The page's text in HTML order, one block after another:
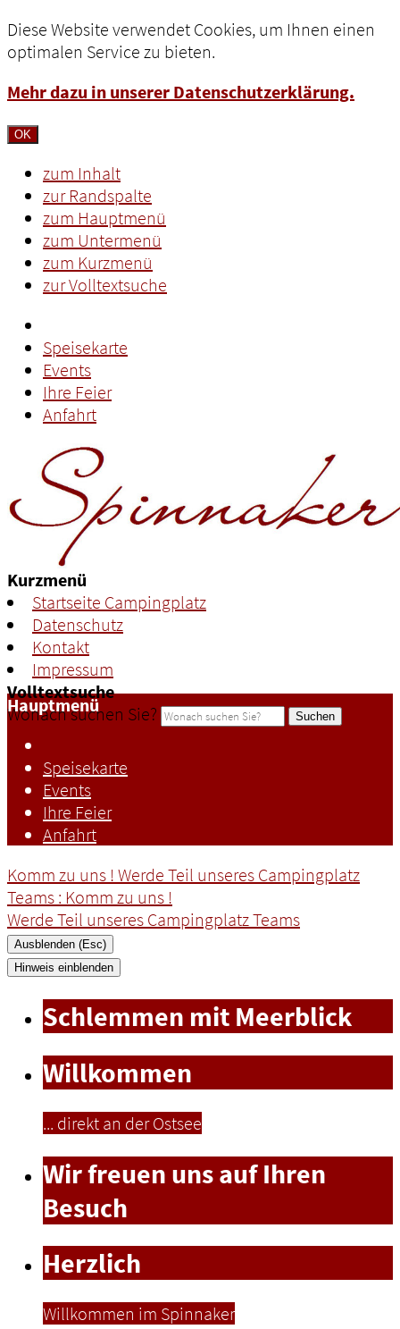
Diese Website verwendet Cookies, um Ihnen einen
optimalen Service zu bieten.
Mehr dazu in unserer Datenschutzerklärung.
OK
zum Inhalt
zur Randspalte
zum Hauptmenü
zum Untermenü
zum Kurzmenü
zur Volltextsuche
Speisekarte
Events
Ihre Feier
Anfahrt
Kurzmenü
Startseite Campingplatz
Datenschutz
Kontakt
Impressum
Volltextsuche
Wonach suchen Sie?
Suchen
Hauptmenü
Speisekarte
Events
Ihre Feier
Anfahrt
Komm zu uns ! Werde Teil unseres Campingplatz
Teams : Komm zu uns !
Werde Teil unseres Campingplatz Teams
Ausblenden (Esc)
Hinweis einblenden
Schlemmen mit Meerblick
Willkommen
... direkt an der Ostsee
Wir freuen uns auf Ihren
Besuch
Herzlich
Willkommen im Spinnaker